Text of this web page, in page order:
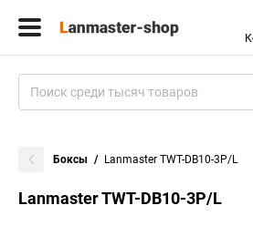
Боксы Lanmaster TWT-DB10-3P/L
Lanmaster TWT-DB10-3P/L